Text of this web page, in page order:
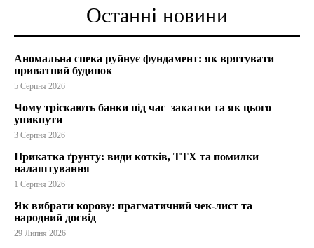
Останні новини
Аномальна спека руйнує фундамент: як врятувати
приватний будинок
5 Серпня 2026
Чому тріскають банки під час закатки та як цього
уникнути
3 Серпня 2026
Прикатка ґрунту: види котків, ТТХ та помилки
налаштування
1 Серпня 2026
Як вибрати корову: прагматичний чек-лист та
народний досвід
29 Липня 2026